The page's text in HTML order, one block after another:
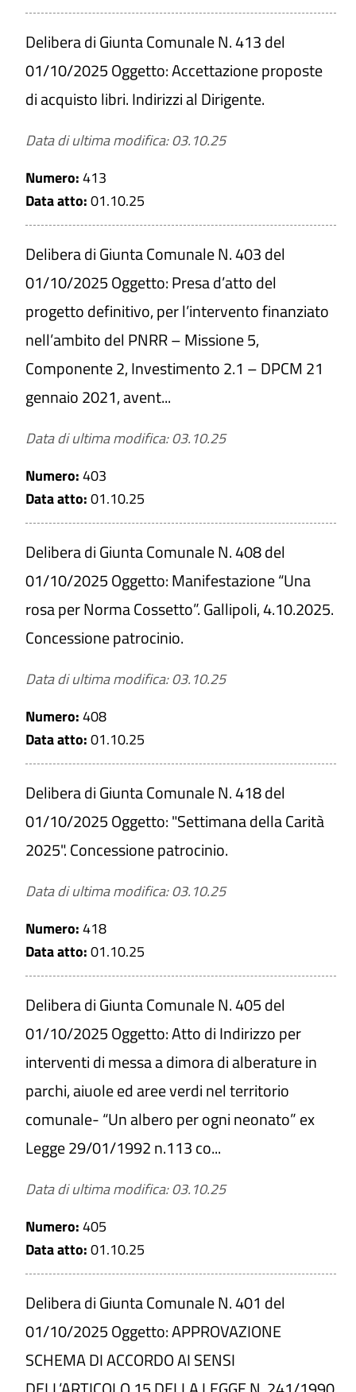
Delibera di Giunta Comunale N. 413 del
01/10/2025 Oggetto: Accettazione proposte
di acquisto libri. Indirizzi al Dirigente.
Data di ultima modifica: 03.10.25
Numero:413
Data atto:01.10.25
Delibera di Giunta Comunale N. 403 del
01/10/2025 Oggetto: Presa d’atto del
progetto definitivo, per l’intervento finanziato
nell’ambito del PNRR – Missione 5,
Componente 2, Investimento 2.1 – DPCM 21
gennaio 2021, avent...
Data di ultima modifica: 03.10.25
Numero:403
Data atto:01.10.25
Delibera di Giunta Comunale N. 408 del
01/10/2025 Oggetto: Manifestazione “Una
rosa per Norma Cossetto”. Gallipoli, 4.10.2025.
Concessione patrocinio.
Data di ultima modifica: 03.10.25
Numero:408
Data atto:01.10.25
Delibera di Giunta Comunale N. 418 del
01/10/2025 Oggetto: "Settimana della Carità
2025". Concessione patrocinio.
Data di ultima modifica: 03.10.25
Numero:418
Data atto:01.10.25
Delibera di Giunta Comunale N. 405 del
01/10/2025 Oggetto: Atto di Indirizzo per
interventi di messa a dimora di alberature in
parchi, aiuole ed aree verdi nel territorio
comunale- “Un albero per ogni neonato” ex
Legge 29/01/1992 n.113 co...
Data di ultima modifica: 03.10.25
Numero:405
Data atto:01.10.25
Delibera di Giunta Comunale N. 401 del
01/10/2025 Oggetto: APPROVAZIONE
SCHEMA DI ACCORDO AI SENSI